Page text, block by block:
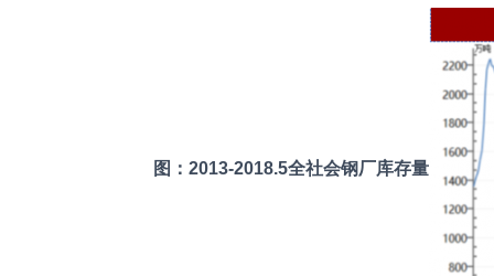
图：2013-2018.5全社会钢厂库存量